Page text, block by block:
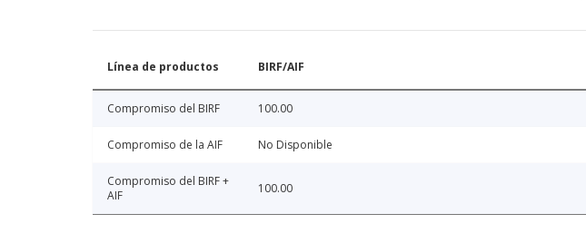
Línea de productos BIRF/AIF
Compromiso del BIRF 100.00
Compromiso de la AIF No Disponible
Compromiso del BIRF +
AIF
100.00